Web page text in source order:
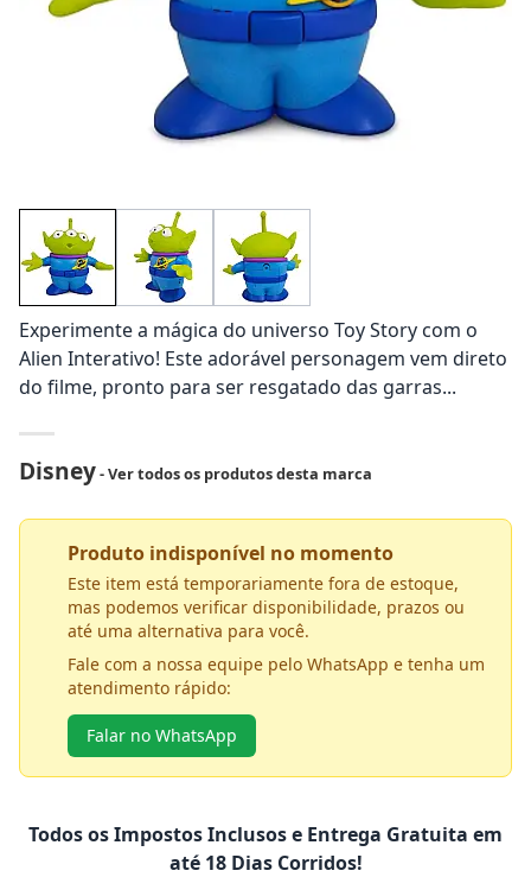
Experimente a mágica do universo Toy Story com o
Alien Interativo! Este adorável personagem vem direto
do filme, pronto para ser resgatado das garras...
Disney- Ver todos os produtos desta marca
Produto indisponível no momento
Este item está temporariamente fora de estoque,
mas podemos verificar disponibilidade, prazos ou
até uma alternativa para você.
Fale com a nossa equipe pelo WhatsApp e tenha um
atendimento rápido:
Falar no WhatsApp
Todos os Impostos Inclusos e Entrega Gratuita em
até 18 Dias Corridos!